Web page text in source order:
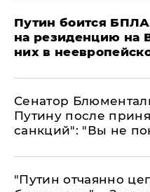
Путин боится
на резиденцию на
них в
Сенатор
Путину после
санкций": "Вы не
"Путин отчаянно